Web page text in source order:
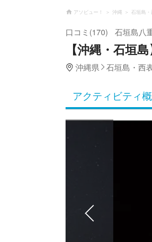
アソビュー！ 沖縄 石垣島
口コミ(170) 石垣島八
【沖縄・石垣
沖縄県 石垣島・西
アクティビティ